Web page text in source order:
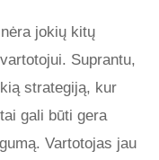
jokių kitų
Suprantu,
strategiją, kur
gali būti gera
Vartotojas jau